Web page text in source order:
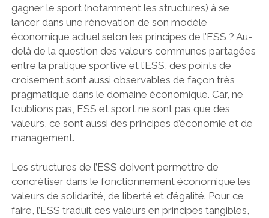
gagner le sport (notamment les structures) à se
lancer dans une rénovation de son modèle
économique actuel selon les principes de l’ESS ? Au-
delà de la question des valeurs communes partagées
entre la pratique sportive et l’ESS, des points de
croisement sont aussi observables de façon très
pragmatique dans le domaine économique. Car, ne
l’oublions pas, ESS et sport ne sont pas que des
valeurs, ce sont aussi des principes d’économie et de
management.
Les structures de l’ESS doivent permettre de
concrétiser dans le fonctionnement économique les
valeurs de solidarité, de liberté et d’égalité. Pour ce
faire, l’ESS traduit ces valeurs en principes tangibles,